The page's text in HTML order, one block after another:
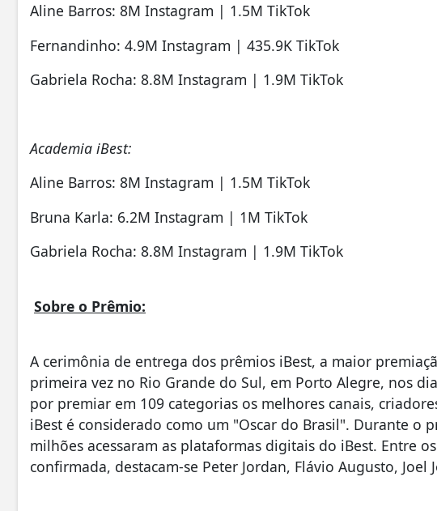
Aline Barros: 8M Instagram | 1.5M TikTok
Fernandinho: 4.9M Instagram | 435.9K TikTok
Gabriela Rocha: 8.8M Instagram | 1.9M TikTok
Academia iBest:
Aline Barros: 8M Instagram | 1.5M TikTok
Bruna Karla: 6.2M Instagram | 1M TikTok
Gabriela Rocha: 8.8M Instagram | 1.9M TikTok
Sobre o Prêmio:
A cerimônia de entrega dos prêmios iBest, a maior
primeira vez no Rio Grande do Sul, em Porto Alegre, nos
por premiar em 109 categorias os melhores canais,
iBest é considerado como um "Oscar do Brasil". Durante o
milhões acessaram as plataformas digitais do iBest. Entre
confirmada, destacam-se Peter Jordan, Flávio Augusto,